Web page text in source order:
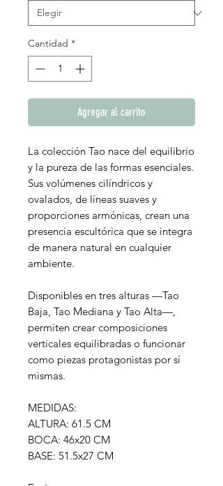
Cantidad *
Agregar al carrito
La colección Tao nace del equilibrio
y la pureza de las formas esenciales.
Sus volúmenes cilíndricos y
ovalados, de líneas suaves y
proporciones armónicas, crean una
presencia escultórica que se integra
de manera natural en cualquier
ambiente.
Disponibles en tres alturas —Tao
Baja, Tao Mediana y Tao Alta—,
permiten crear composiciones
verticales equilibradas o funcionar
como piezas protagonistas por sí
mismas.
MEDIDAS:
ALTURA: 61.5 CM
BOCA: 46x20 CM
BASE: 51.5x27 CM